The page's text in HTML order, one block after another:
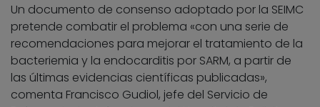
Un documento de consenso adoptado por la SEIMC
pretende combatir el problema «con una serie de
recomendaciones para mejorar el tratamiento de la
bacteriemia y la endocarditis por SARM, a partir de
las últimas evidencias científicas publicadas»,
comenta Francisco Gudiol, jefe del Servicio de